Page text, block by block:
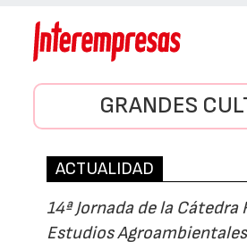
GRANDES
ACTUALIDAD
14ª Jornada de la
Estudios